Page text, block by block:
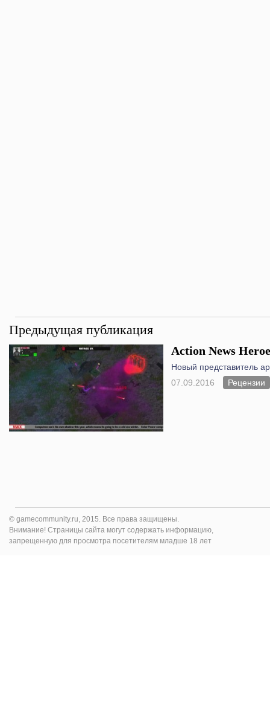
Предыдущая публикация
Action News
Новый представитель
07.09.2016
Рецензии
© gamecommunity.ru, 2015. Все права защищены.
Внимание! Страницы сайта могут содержать информацию,
запрещенную для просмотра посетителям младше 18 лет